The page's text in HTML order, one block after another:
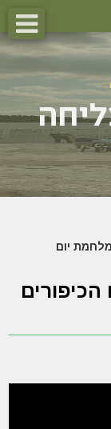
למלחמת יום
הכיפורים